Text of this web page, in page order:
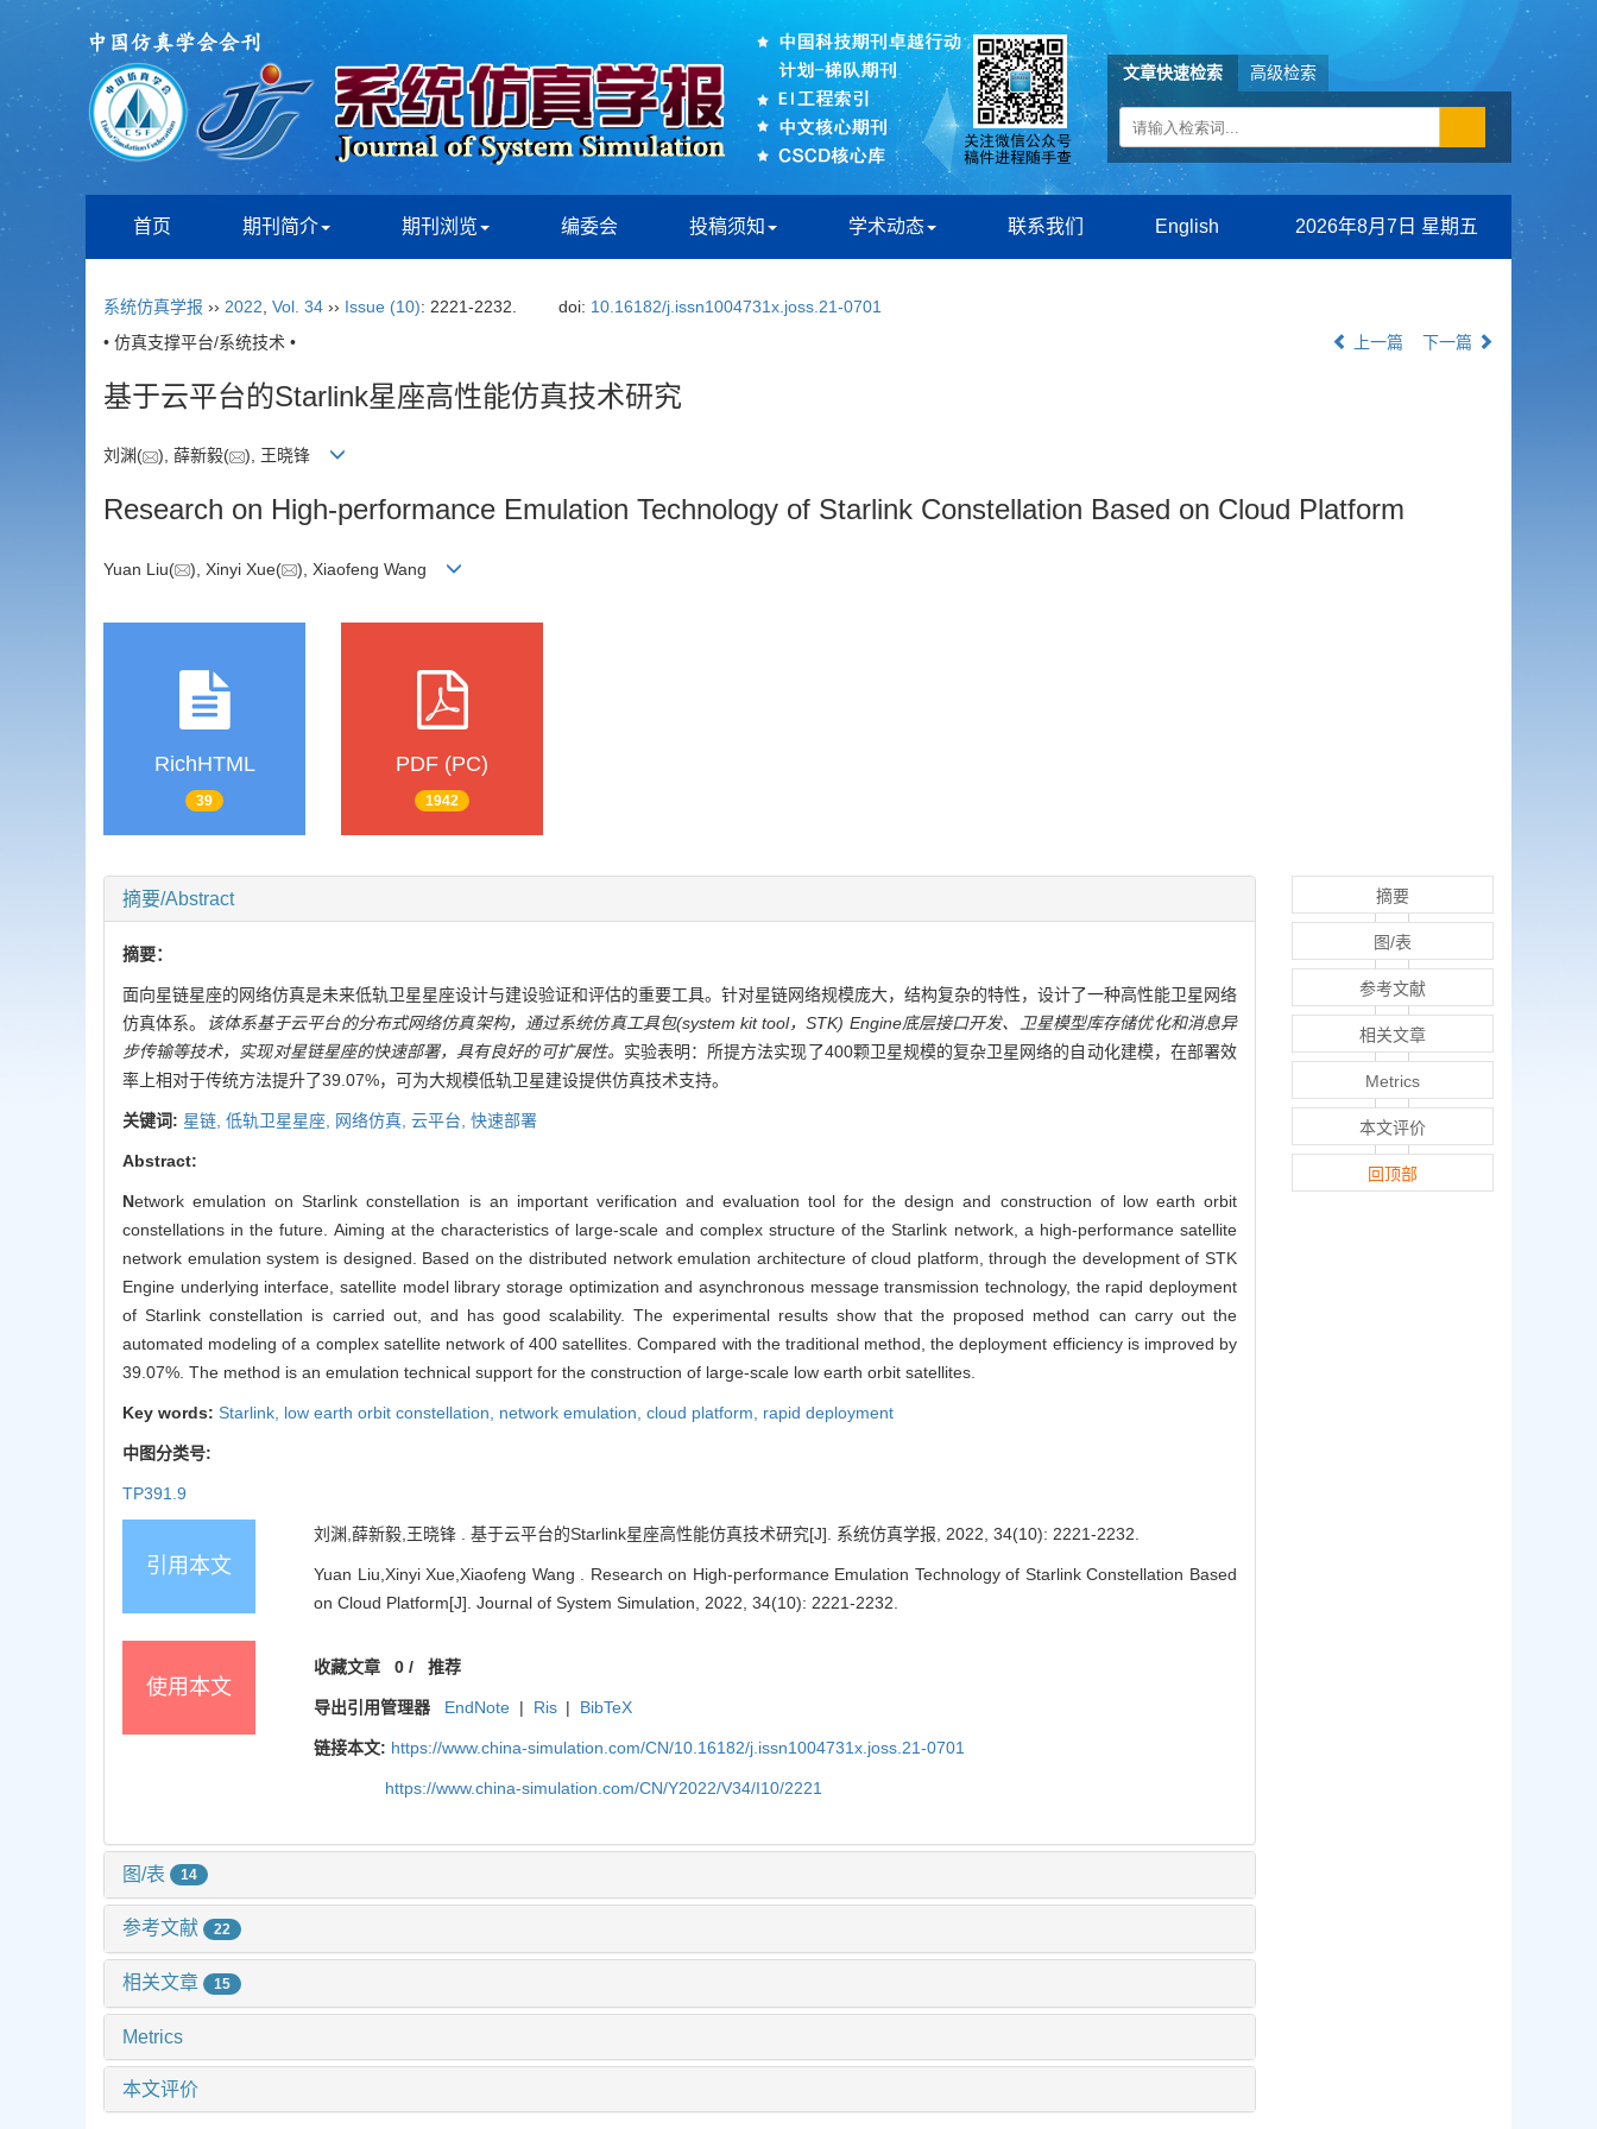
文章快速检索 高级检索
首页 期刊简介 期刊浏览 编委会 投稿须知 学术动态 联系我们 English 2026年8月7日 星期五
系统仿真学报 ›› 2022 Vol. 34 ›› Issue (10): 2221-2232. doi: 10.16182/j.issn1004731x.joss.21-0701
• 仿真支撑平台/系统技术 •
上一篇 下一篇
基于云平台的Starlink星座高性能仿真技术研究
刘渊( ), 薛新毅( ), 王晓锋
Research on High-performance Emulation Technology of Starlink Constellation Based on Cloud Platform
Yuan Liu( ), Xinyi Xue( ), Xiaofeng Wang
RichHTML
39
PDF (PC)
1942
摘要/Abstract
摘要：
面向星链星座的网络仿真是未来低轨卫星星座设计与建设验证和评估的重要工具。针对星链网络规模庞大，结构复杂的特性，设计了一种高性能卫星网络
仿真体系。
该体系基于云平台的分布式网络仿真架构，通过系统仿真工具包(system kit tool，STK) Engine底层接口开发、卫星模型库存储优化和消息异
步传输等技术，实现对星链星座的快速部署，具有良好的可扩展性。 实验表明：所提方法实现了400颗卫星规模的复杂卫星网络的自动化建模，在部署效
率上相对于传统方法提升了39.07%，可为大规模低轨卫星建设提供仿真技术支持。
关键词: 星链, 低轨卫星星座, 网络仿真, 云平台, 快速部署
Abstract:
Network emulation on Starlink constellation is an important verification and evaluation tool for the design and construction of low earth orbit
constellations in the future. Aiming at the characteristics of large-scale and complex structure of the Starlink network, a high-performance satellite
network emulation system is designed. Based on the distributed network emulation architecture of cloud platform, through the development of STK
Engine underlying interface, satellite model library storage optimization and asynchronous message transmission technology, the rapid deployment
of Starlink constellation is carried out, and has good scalability. The experimental results show that the proposed method can carry out the
automated modeling of a complex satellite network of 400 satellites. Compared with the traditional method, the deployment efficiency is improved by
39.07%. The method is an emulation technical support for the construction of large-scale low earth orbit satellites.
Key words: Starlink, low earth orbit constellation, network emulation, cloud platform, rapid deployment
中图分类号:
TP391.9
引用本文
刘渊,薛新毅,王晓锋 . 基于云平台的Starlink星座高性能仿真技术研究[J]. 系统仿真学报, 2022, 34(10): 2221-2232.
Yuan Liu,Xinyi Xue,Xiaofeng Wang . Research on High-performance Emulation Technology of Starlink Constellation Based
on Cloud Platform[J]. Journal of System Simulation, 2022, 34(10): 2221-2232.
使用本文
收藏文章 0 /推荐
导出引用管理器 EndNote | Ris | BibTeX
链接本文: https://www.china-simulation.com/CN/10.16182/j.issn1004731x.joss.21-0701
https://www.china-simulation.com/CN/Y2022/V34/I10/2221
图/表 14
参考文献 22
相关文章 15
Metrics
本文评价
摘要
图/表
参考文献
相关文章
Metrics
本文评价
回顶部